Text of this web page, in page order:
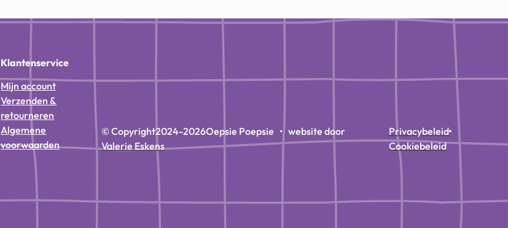
Klantenservice
Mijn account
Verzenden &
retourneren
Algemene
voorwaarden
© Copyright2024-2026Oepsie Poepsie • website door
Valerie Eskens
Privacybeleid
Cookiebeleid